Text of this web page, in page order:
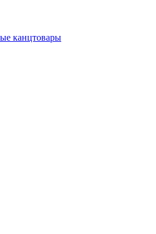
канцтовары